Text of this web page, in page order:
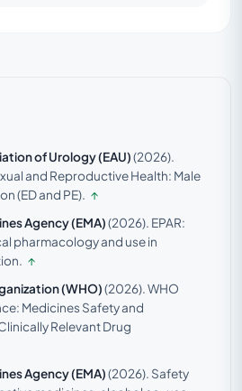
of Urology (EAU)(2026).
and Reproductive Health: Male
(ED and PE). ↑
Agency (EMA)(2026). EPAR:
pharmacology and use in
↑
(WHO)(2026).WHO
Medicines Safety and
Relevant Drug
Agency (EMA)(2026). Safety